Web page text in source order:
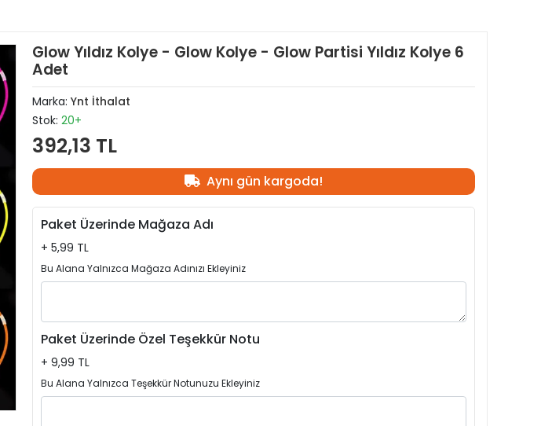
Glow Yıldız Kolye - Glow Kolye - Glow Partisi Yıldız Kolye 6
Adet
Marka: Ynt İthalat
Stok: 20+
392,13 TL
Aynı gün kargoda!
Paket Üzerinde Mağaza Adı
+ 5,99 TL
Bu Alana Yalnızca Mağaza Adınızı Ekleyiniz
Paket Üzerinde Özel Teşekkür Notu
+ 9,99 TL
Bu Alana Yalnızca Teşekkür Notunuzu Ekleyiniz